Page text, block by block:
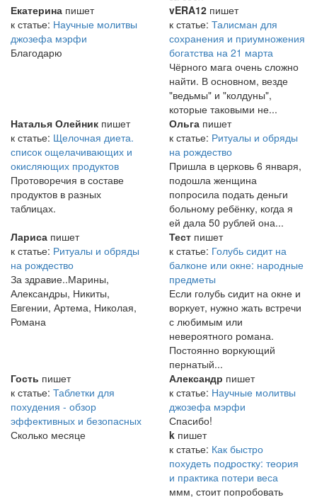
Екатерина пишет
к статье: Научные молитвы
джозефа мэрфи
Благодарю
vERA12 пишет
к статье: Талисман для
сохранения и приумножения
богатства на 21 марта
Чёрного мага очень сложно
найти. В основном, везде
"ведьмы" и "колдуны",
которые таковыми не...
Наталья Олейник пишет
к статье: Щелочная диета.
список ощелачивающих и
окисляющих продуктов
Протоворечия в составе
продуктов в разных
таблицах.
Ольга пишет
к статье: Ритуалы и обряды
на рождество
Пришла в церковь 6 января,
подошла женщина
попросила подать деньги
больному ребёнку, когда я
ей дала 50 рублей она...
Лариса пишет
к статье: Ритуалы и обряды
на рождество
За здравие..Марины,
Александры, Никиты,
Евгении, Артема, Николая,
Романа
Тест пишет
к статье: Голубь сидит на
балконе или окне: народные
предметы
Если голубь сидит на окне и
воркует, нужно жать встречи
с любимым или
невероятного романа.
Постоянно воркующий
пернатый...
Гость пишет
к статье: Таблетки для
похудения - обзор
эффективных и безопасных
Сколько месяце
Александр пишет
к статье: Научные молитвы
джозефа мэрфи
Спасибо!
k пишет
к статье: Как быстро
похудеть подростку: теория
и практика потери веса
ммм, стоит попробовать